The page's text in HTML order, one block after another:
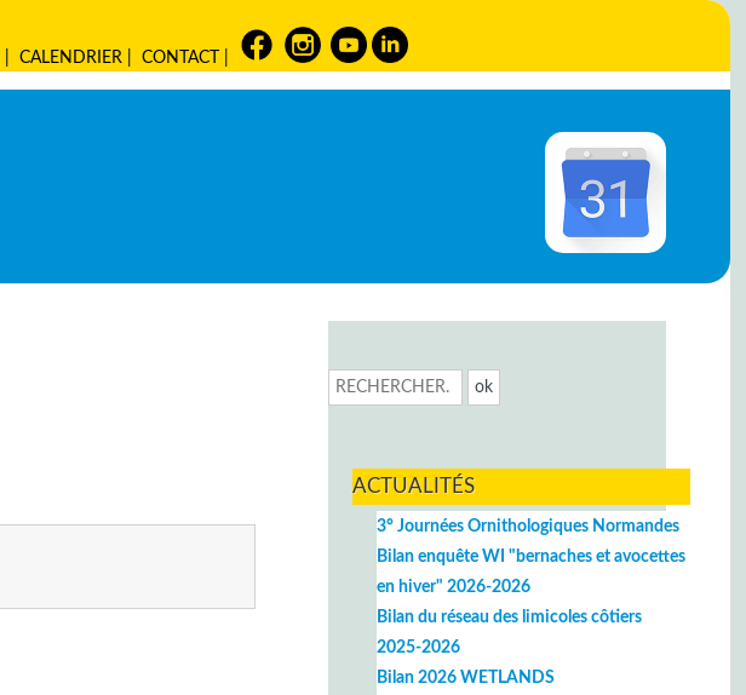
|CALENDRIER |CONTACT
ACTUALITÉS
3° Journées Ornithologiques Normandes
Bilan enquête WI "bernaches et avocettes
en hiver" 2026-2026
Bilan du réseau des limicoles côtiers
2025-2026
Bilan 2026 WETLANDS